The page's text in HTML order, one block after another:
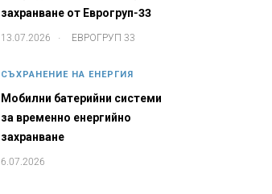
захранване от Еврогруп-33
13.07.2026 . ЕВРОГРУП 33
СЪХРАНЕНИЕ НА ЕНЕРГИЯ
Мобилни батерийни системи
за временно енергийно
захранване
6.07.2026